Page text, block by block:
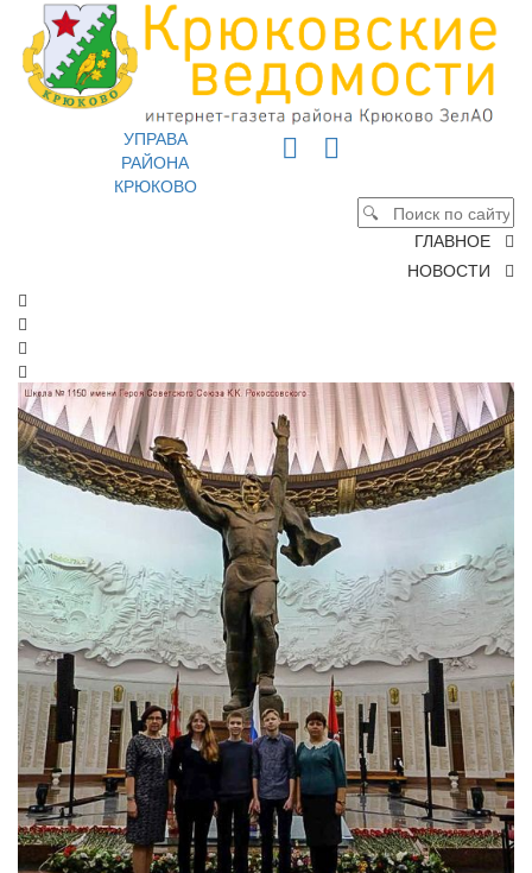
УПРАВА
РАЙОНА
КРЮКОВО
ГЛАВНОЕ
НОВОСТИ